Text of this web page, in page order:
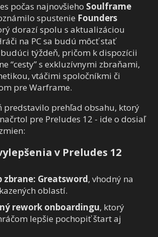
počas najnovšieho Soulframe
spustenie Founders
dorazí spolu s aktualizáciou
na PC sa budú môcť stať
týždeň, pričom k dispozícii
“cesty” s exkluzívnymi zbraňami,
vtáčimi spoločníkmi či
pre Warframe.
predstavilo prehľad obsahu, ktorý
pre Preludes 12 - ide o dosiaľ
v Preludes 12
zbrane: Greatsword, vhodný na
oblastí.
rework onboardingu, ktorý
lepšie pochopiť štart aj